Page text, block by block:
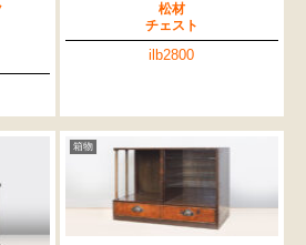
松材
チェスト
ilb2800
箱物